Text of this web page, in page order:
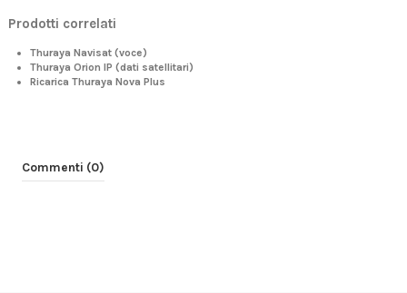
Prodotti correlati
Thuraya Navisat (voce)
Thuraya Orion IP (dati satellitari)
Ricarica Thuraya Nova Plus
Commenti (0)